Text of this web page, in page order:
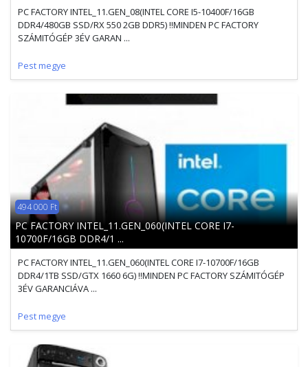
PC FACTORY INTEL_11.GEN_08(INTEL CORE I5-10400F/16GB
DDR4/480GB SSD/RX 550 2GB DDR5) !!MINDEN PC FACTORY
SZÁMITÓGÉP 3ÉV GARAN ...
Pest megye
494 000 Ft
PC FACTORY INTEL_11.GEN_060(INTEL CORE I7-
10700F/16GB DDR4/1 ...
PC FACTORY INTEL_11.GEN_060(INTEL CORE I7-10700F/16GB
DDR4/1TB SSD/GTX 1660 6G) !!MINDEN PC FACTORY SZÁMITÓGÉP
3ÉV GARANCIÁVA ...
Pest megye